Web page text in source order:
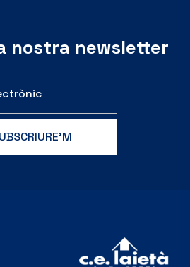
nostra newsletter